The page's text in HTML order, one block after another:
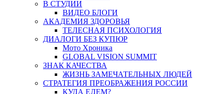
В СТУДИИ
ВИДЕО БЛОГИ
АКАДЕМИЯ ЗДОРОВЬЯ
ТЕЛЕСНАЯ ПСИХОЛОГИЯ
ДИАЛОГИ БЕЗ КУПЮР
Мото Хроника
GLOBAL VISION SUMMIT
ЗНАК КАЧЕСТВА
ЖИЗНЬ ЗАМЕЧАТЕЛЬНЫХ ЛЮДЕЙ
СТРАТЕГИЯ ПРЕОБРАЖЕНИЯ РОССИИ
КУДА ЕДЕМ?